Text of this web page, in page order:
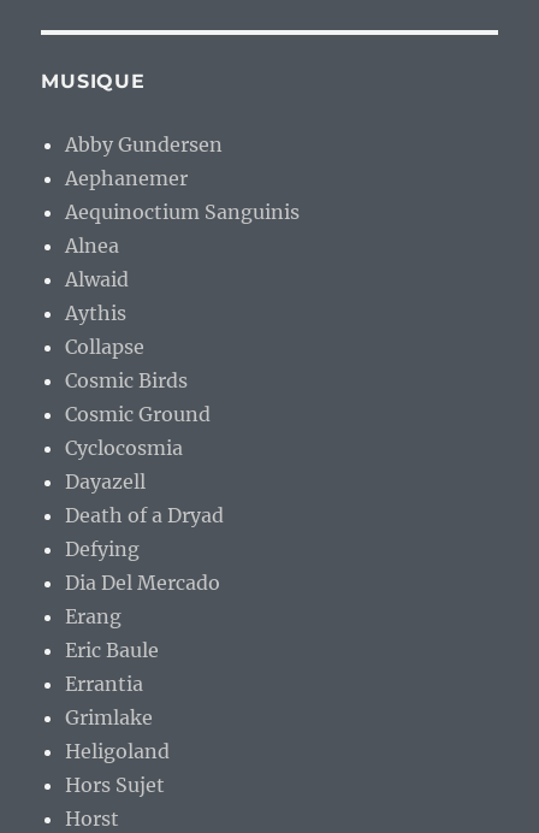
MUSIQUE
Abby Gundersen
Aephanemer
Aequinoctium Sanguinis
Alnea
Alwaid
Aythis
Collapse
Cosmic Birds
Cosmic Ground
Cyclocosmia
Dayazell
Death of a Dryad
Defying
Dia Del Mercado
Erang
Eric Baule
Errantia
Grimlake
Heligoland
Hors Sujet
Horst